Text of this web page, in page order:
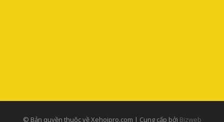
© Bản quyền thuộc về Xehoipro.com | Cung cấp bởi Bizweb